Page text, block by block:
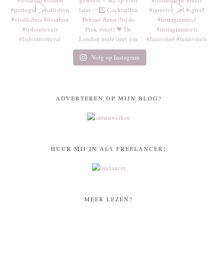
Volg op Instagram
ADVERTEREN OP MIJN BLOG?
HUUR MIJ IN ALS FREELANCER!
MEER LEZEN?